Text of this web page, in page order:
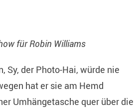
für Robin Williams
Sy, der Photo-Hai, würde nie
hat er sie am Hemd
Umhängetasche quer über die